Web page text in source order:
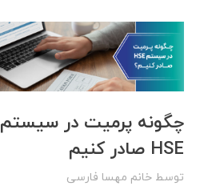
چگونه پرمیت در سیستم
HSE صادر کنیم
توسط خانم مهسا فارسی